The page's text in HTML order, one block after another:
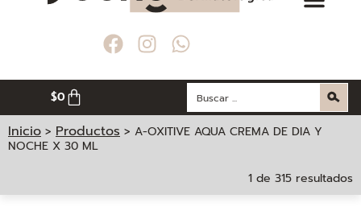
$0
Inicio > Productos > A-OXITIVE AQUA CREMA DE DIA Y
NOCHE X 30 ML
1 de 315 resultados